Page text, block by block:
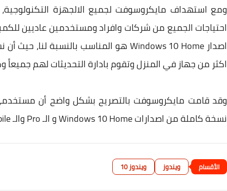
ومع استهداف مايكروسوفت لجميع الالجهزة
احتياجات الجميع من شركات وافراد ومستخدمين عاديين
اكثر من جهاز في المنزل وتقوم بادارة التحديثات لهم جميعاً
نسخة كاملة من اصدارات Windows 10 Home و الـ Pro والـ Mobile للسنة الاولي مجاناً.
ويندوز ويندوز 10